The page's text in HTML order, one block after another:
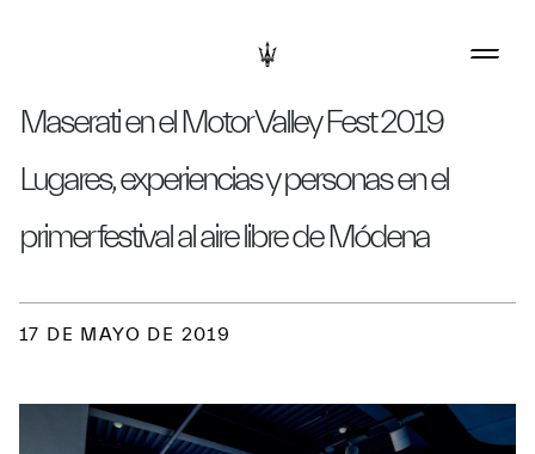
Maserati en el Motor Valley Fest 2019
Lugares, experiencias y personas en el
primer festival al aire libre de Módena
17 DE MAYO DE 2019